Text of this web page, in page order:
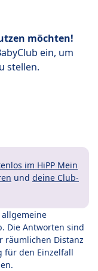
möchten!
ein, um
stellen.
im HiPP Mein
und deine Club-
Die Antworten sind
räumlichen Distanz
für den Einzelfall